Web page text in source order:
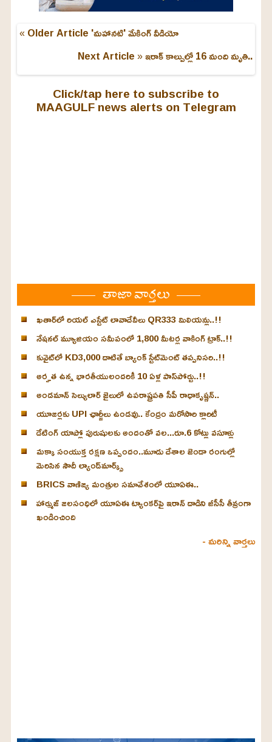
« Older Article 'మహానటి' మేకింగ్ వీడియో
Next Article »ఇరాక్‌ కాల్పుల్లో 16 మంది మృతి..
Click/tap here to subscribe to
MAAGULF news alerts on Telegram
తాజా వార్తలు
ఖతార్‌లో రియల్ ఎస్టేట్ లావాదేవీలు QR333 మిలియన్లు..!!
నేషనల్ మ్యూజియం సమీపంలో 1,800 మీటర్ల వాకింగ్ ట్రాక్..!!
కువైట్‌లో KD3,000 దాటితే బ్యాంక్ స్టేట్‌మెంట్ తప్పనిసరి..!!
అర్హత ఉన్న భారతీయులందరికీ 10 ఏళ్ల పాస్‌పోర్టు..!!
అండమాన్ సెల్యులార్ జైలులో ఉపరాష్ట్రపతి సీపీ రాధాకృష్ణన్..
యూజర్లకు UPI ఛార్జీలు ఉండవు.. కేంద్రం మరోసారి క్లారిటీ
డేటింగ్ యాప్లో పురుషులకు అందంతో వల...రూ.6 కోట్లు వసూళ్లు
మక్కా సంయుక్త రక్షణ ఒప్పందం..మూడు దేశాల జెండా రంగుల్లో
మెరిసిన సౌదీ ల్యాండ్‌మార్క్స్
BRICS వాణిజ్య మంత్రుల సమావేశంలో యూఏఈ..
హార్ముజ్ జలసంధిలో యూఏఈ ట్యాంకర్‌పై ఇరాన్ దాడిని జీసీసీ తీవ్రంగా
ఖండించింది
- మరిన్ని వార్తలు